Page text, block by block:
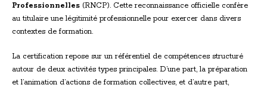
Professionnelles (RNCP). Cette reconnaissance officielle confère
au titulaire une légitimité professionnelle pour exercer dans divers
contextes de formation.
La certification repose sur un référentiel de compétences structuré
autour de deux activités types principales. D’une part, la préparation
et l’animation d’actions de formation collectives, et d’autre part,